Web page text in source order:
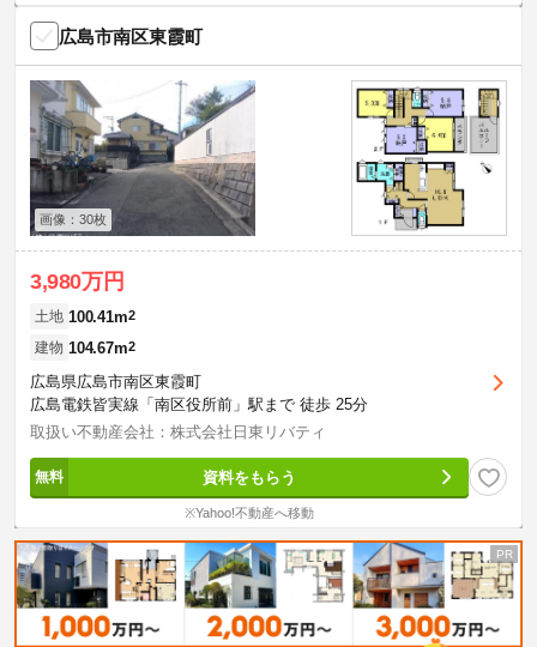
広島市南区東霞町
画像：30枚
3,980万円
土地 100.41m2
建物 104.67m2
広島県広島市南区東霞町
広島電鉄皆実線「南区役所前」駅まで 徒歩 25分
取扱い不動産会社：株式会社日東リバティ
資料をもらう
※Yahoo!不動産へ移動